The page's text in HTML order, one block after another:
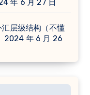
年 6 月 27 日
层级结构（不懂
2024 年 6 月 26